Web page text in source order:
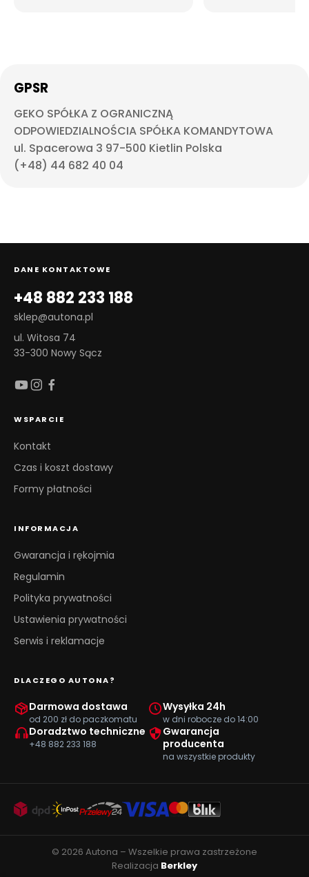
GPSR
GEKO SPÓŁKA Z OGRANICZNĄ
ODPOWIEDZIALNOŚCIA SPÓŁKA KOMANDYTOWA
ul. Spacerowa 3 97-500 Kietlin Polska
(+48) 44 682 40 04
DANE KONTAKTOWE
+48 882 233 188
sklep@autona.pl
ul. Witosa 74
33-300 Nowy Sącz
WSPARCIE
Kontakt
Czas i koszt dostawy
Formy płatności
INFORMACJA
Gwarancja i rękojmia
Regulamin
Polityka prywatności
Ustawienia prywatności
Serwis i reklamacje
DLACZEGO AUTONA?
Darmowa dostawa
od 200 zł do paczkomatu
Wysyłka 24h
w dni robocze do 14:00
Doradztwo techniczne
+48 882 233 188
Gwarancja
producenta
na wszystkie produkty
© 2026 Autona – Wszelkie prawa zastrzeżone
Realizacja Berkley